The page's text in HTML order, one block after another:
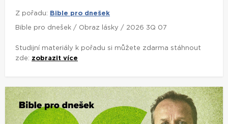
Z pořadu: Bible pro dnešek
Bible pro dnešek / Obraz lásky / 2026 3Q 07
Studijní materiály k pořadu si můžete zdarma stáhnout
zde: zobrazit více